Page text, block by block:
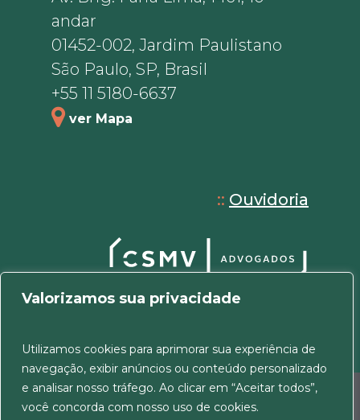
Valorizamos sua privacidade
Utilizamos cookies para aprimorar sua experiência de
navegação, exibir anúncios ou conteúdo personalizado
e analisar nosso tráfego. Ao clicar em “Aceitar todos”,
você concorda com nosso uso de cookies.
andar
01452-002, Jardim Paulistano
São Paulo, SP, Brasil
+55 11 5180-6637
ver Mapa
:: Ouvidoria
© 2026 CSMV Advogados. Todos os direitos